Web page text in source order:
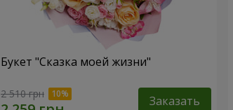
Букет "Сказка моей жизни"
2 510 грн Заказать